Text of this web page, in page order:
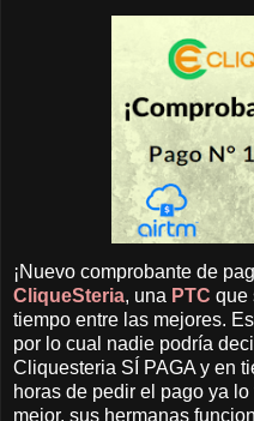
¡Nuevo comprobante de
CliqueSteria, una PTC que
tiempo entre las mejores.
por lo cual nadie podría
Cliquesteria SÍ PAGA y en
horas de pedir el pago ya
mejor, sus hermanas